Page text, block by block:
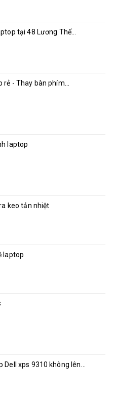
tại 48 Lương Thế...
- Thay bàn phím...
laptop
keo tản nhiệt
laptop
xps 9310 không lên...